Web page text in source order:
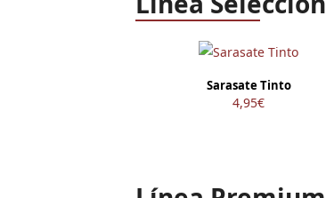
Sarasate Tinto
4,95€